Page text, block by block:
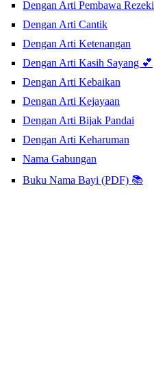
Dengan Arti Pembawa Rezeki
Dengan Arti Cantik
Dengan Arti Ketenangan
Dengan Arti Kasih Sayang 💕
Dengan Arti Kebaikan
Dengan Arti Kejayaan
Dengan Arti Bijak Pandai
Dengan Arti Keharuman
Nama Gabungan
Buku Nama Bayi (PDF) 📚